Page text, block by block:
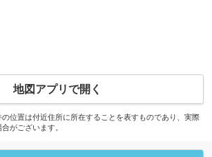
地図アプリで開く
位置は付近住所に所在することを表すものであり、実際
がございます。